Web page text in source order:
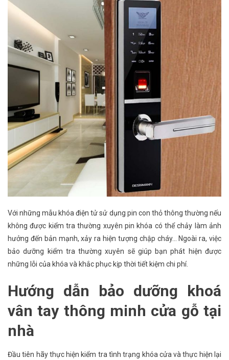
Với những mẫu khóa điện tử sử dụng pin con thỏ thông thường nếu
không được kiểm tra thường xuyên pin khóa có thể chảy làm ảnh
hưởng đến bản mạnh, xảy ra hiện tượng chập cháy… Ngoài ra, việc
bảo dưỡng kiểm tra thường xuyên sẽ giúp bạn phát hiện được
những lỗi của khóa và khắc phục kịp thời tiết kiệm chi phí.
Hướng dẫn bảo dưỡng khoá
vân tay thông minh cửa gỗ tại
nhà
Đầu tiên hãy thực hiện kiểm tra tình trạng khóa cửa và thực hiện lại